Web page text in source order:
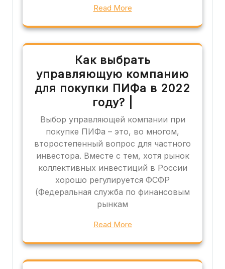
Read More
Как выбрать
управляющую компанию
для покупки ПИФа в 2022
году? |
Выбор управляющей компании при
покупке ПИФа – это, во многом,
второстепенный вопрос для частного
инвестора. Вместе с тем, хотя рынок
коллективных инвестиций в России
хорошо регулируется ФСФР
(Федеральная служба по финансовым
рынкам
Read More